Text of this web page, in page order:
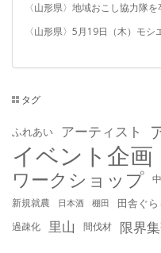
〈山形県〉地域おこし協力隊
〈山形県〉5月19日（木）モシ
タグ
ふれあい アーティスト
イベント企画
ワークショップ
新規就農 日本酒 棚田 田舎ぐら
過疎化 里山 間伐材 限界